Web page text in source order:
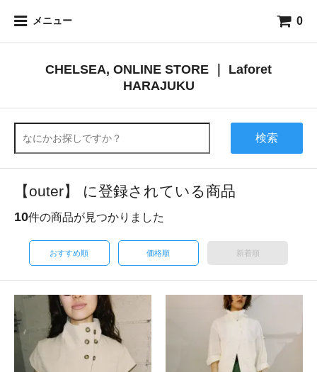
メニュー 0
CHELSEA, ONLINE STORE ｜ Laforet
HARAJUKU
検索
【outer】 に登録されている商品
10件の商品が見つかりました
おすすめ順 価格順 新着順